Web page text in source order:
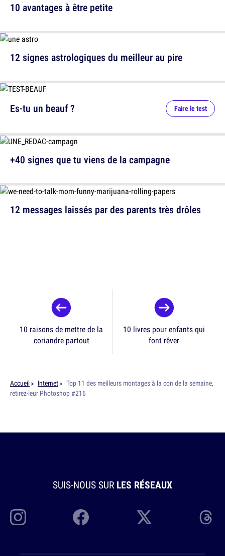
10 avantages à être petite
12 signes astrologiques du meilleur au pire
12 messages laissés par des parents très drôles
Es-tu un beauf ? Faire le test
+40 signes que tu viens de la campagne
10 raisons de mettre de la
coriandre partout
10 livres pour enfants qui
font rêver
Accueil Internet
Top 11 des meilleurs montages à la con de la semaine,
retirez-leur Photoshop #216
SUIS-NOUS SUR LES RÉSEAUX